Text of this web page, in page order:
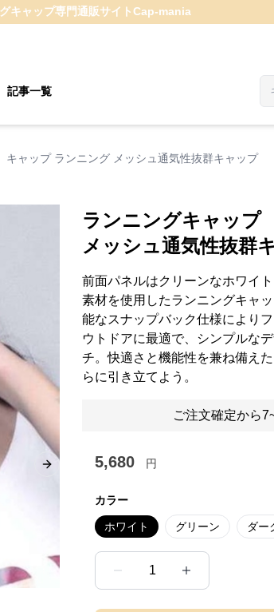
キャップ専門通販サイトCap-mania
記事一覧
ャップ ランニング メッシュ通気性抜群キャップ
Next slide
ランニングキャッ
メッシュ通気性抜群
前面パネルはクリーンなホワイ
素材を使用したランニングキャ
能なスナップバック仕様により
ウトドアに最適で、シンプルな
チ。快適さと機能性を兼ね備え
らに引き立てよう。
ご注文確定から
5,680 円
カラー
ホワイト グリーン ダー
1